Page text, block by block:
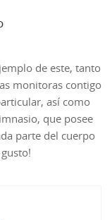
de este, tanto
monitoras contigo
así como
que posee
parte del cuerpo